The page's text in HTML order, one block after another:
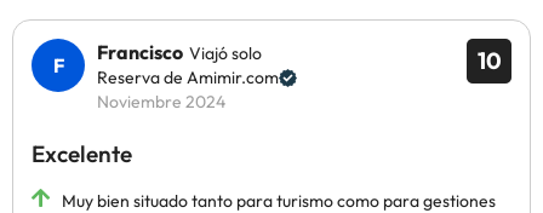
10
Francisco Viajó solo
Reserva de Amimir.com
Noviembre 2024
Excelente
Muy bien situado tanto para turismo como para gestiones